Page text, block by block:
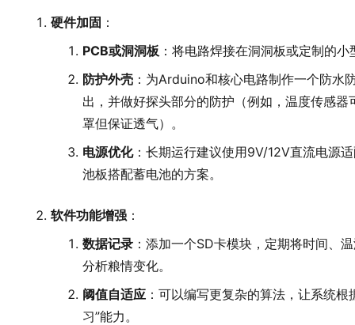
硬件加固 ：
PCB或洞洞板 ：将电路焊接在洞洞板或定制的
防护外壳 ：为Arduino和核心电路制作一个防水
出，并做好探头部分的防护（例如，温度传感
罩但保证透气）。
电源优化：长期运行建议使用9V/12V直流电源
池板搭配蓄电池的方案。
软件功能增强 ：
数据记录 ：添加一个SD卡模块，定期将时间、
分析粮情变化。
阈值自适应 ：可以编写更复杂的算法，让系统
习”能力。